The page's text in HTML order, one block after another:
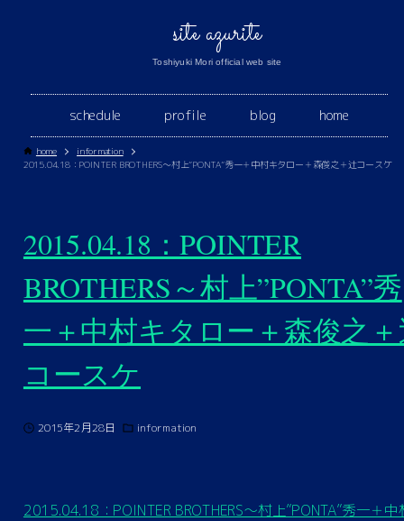
site azurite
Toshiyuki Mori official web site
schedule profile blog home
home
information
2015.04.18：POINTER BROTHERS～村上”PONTA”秀一＋中村キタロー＋森俊之＋辻コースケ
2015.04.18：POINTER
BROTHERS～村上”PONTA”秀
一＋中村キタロー＋森俊之
コースケ
2015年2月28日 information
2015.04.18：POINTER BROTHERS～村上”PONTA”秀一＋中